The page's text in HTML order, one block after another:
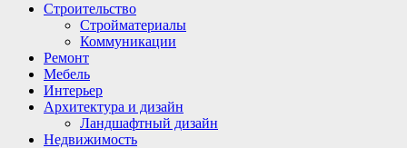
Строительство
Стройматериалы
Коммуникации
Ремонт
Мебель
Интерьер
Архитектура и дизайн
Ландшафтный дизайн
Недвижимость